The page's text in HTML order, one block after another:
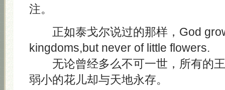
注。
正如泰戈尔说过的那样，God
kingdoms,but never of little flowers.
无论曾经多么不可一世，所有的王
弱小的花儿却与天地永存。